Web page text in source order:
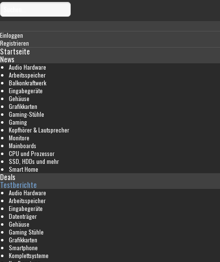
Einloggen
Registrieren
Startseite
News
Audio Hardware
Arbeitsspeicher
Balkonkraftwerk
Eingabegeräte
Gehäuse
Grafikkarten
Gaming-Stühle
Gaming
Kopfhörer & Lautsprecher
Monitore
Mainboards
CPU und Prozessor
SSD, HDDs und mehr
Smart Home
Deals
Testberichte
Audio Hardware
Arbeitsspeicher
Eingabegeräte
Datenträger
Gehäuse
Gaming Stühle
Grafikkarten
Smartphone
Komplettsysteme